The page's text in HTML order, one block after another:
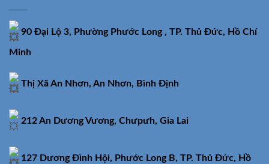
90 Đại Lộ 3, Phường Phước Long , TP. Thủ Đức, Hồ Chí
Minh
Thị Xã An Nhơn, An Nhơn, Bình Định
212 An Dương Vương, Chưpưh, Gia Lai
127 Dương Đình Hội, Phước Long B, TP. Thủ Đức, Hồ